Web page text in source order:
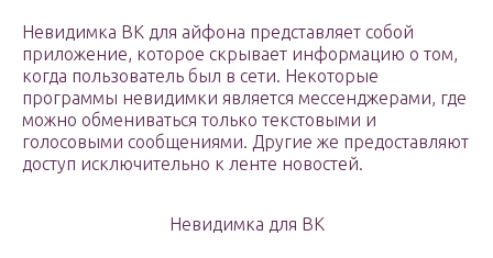
Невидимка ВК для айфона представляет собой
приложение, которое скрывает информацию о том,
когда пользователь был в сети. Некоторые
программы невидимки является мессенджерами, где
можно обмениваться только текстовыми и
голосовыми сообщениями. Другие же предоставляют
доступ исключительно к ленте новостей.
Невидимка для ВК